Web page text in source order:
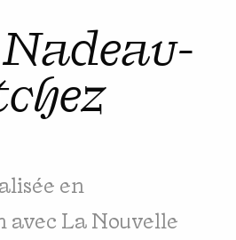
en
La Nouvelle